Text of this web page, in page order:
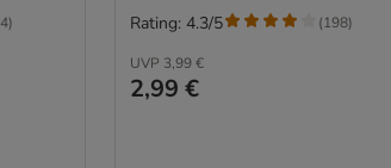
4)
UVP 3,99 €
2,99 €
Rating: 4.3/5 (198)